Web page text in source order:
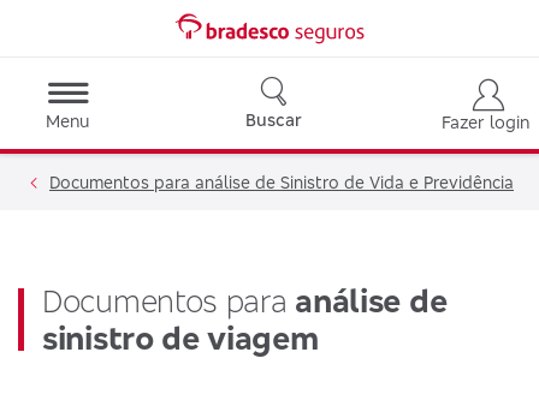
Menu Buscar Fazer login
Documentos para análise de Sinistro de Vida e Previdência
Documentos para análise de
sinistro de viagem